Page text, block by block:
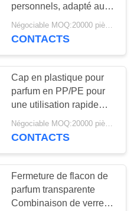
personnels, adapté aux
produits de soins
médicaux et personnels,
CONTACTS
Cap en plastique pour
parfum en PP/PE pour
une utilisation rapide
Cap en plastique
Négociable MOQ:20000 pièces
CONTACTS
Fermeture de flacon de
parfum transparente
Combinaison de verre à